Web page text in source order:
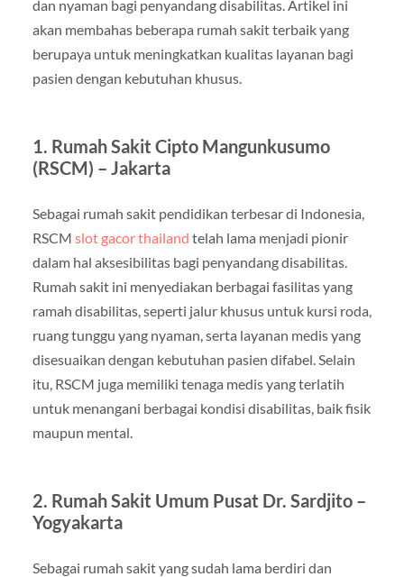
dan nyaman bagi penyandang disabilitas. Artikel ini
akan membahas beberapa rumah sakit terbaik yang
berupaya untuk meningkatkan kualitas layanan bagi
pasien dengan kebutuhan khusus.
1. Rumah Sakit Cipto Mangunkusumo
(RSCM) – Jakarta
Sebagai rumah sakit pendidikan terbesar di Indonesia,
RSCM slot gacor thailand telah lama menjadi pionir
dalam hal aksesibilitas bagi penyandang disabilitas.
Rumah sakit ini menyediakan berbagai fasilitas yang
ramah disabilitas, seperti jalur khusus untuk kursi roda,
ruang tunggu yang nyaman, serta layanan medis yang
disesuaikan dengan kebutuhan pasien difabel. Selain
itu, RSCM juga memiliki tenaga medis yang terlatih
untuk menangani berbagai kondisi disabilitas, baik fisik
maupun mental.
2. Rumah Sakit Umum Pusat Dr. Sardjito –
Yogyakarta
Sebagai rumah sakit yang sudah lama berdiri dan